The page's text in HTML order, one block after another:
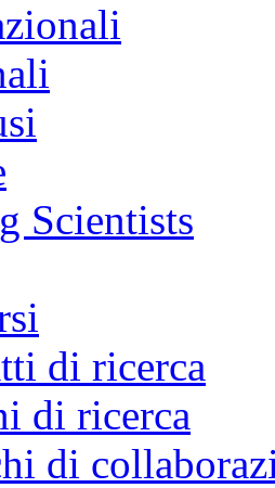
Scientists
di ricerca
di ricerca
di